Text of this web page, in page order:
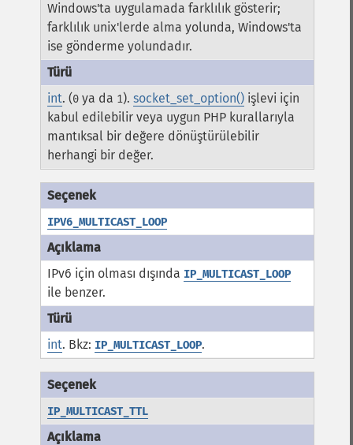
Windows'ta uygulamada farklılık gösterir;
farklılık unix'lerde alma yolunda, Windows'ta
ise gönderme yolundadır.
int. (0 ya da 1).socket_set_option() işlevi için
kabul edilebilir veya uygun PHP kurallarıyla
mantıksal bir değere dönüştürülebilir
herhangi bir değer.
IPV6_MULTICAST_LOOP
IPv6 için olması dışında IP_MULTICAST_LOOP
ile benzer.
int. Bkz: IP_MULTICAST_LOOP.
IP_MULTICAST_TTL